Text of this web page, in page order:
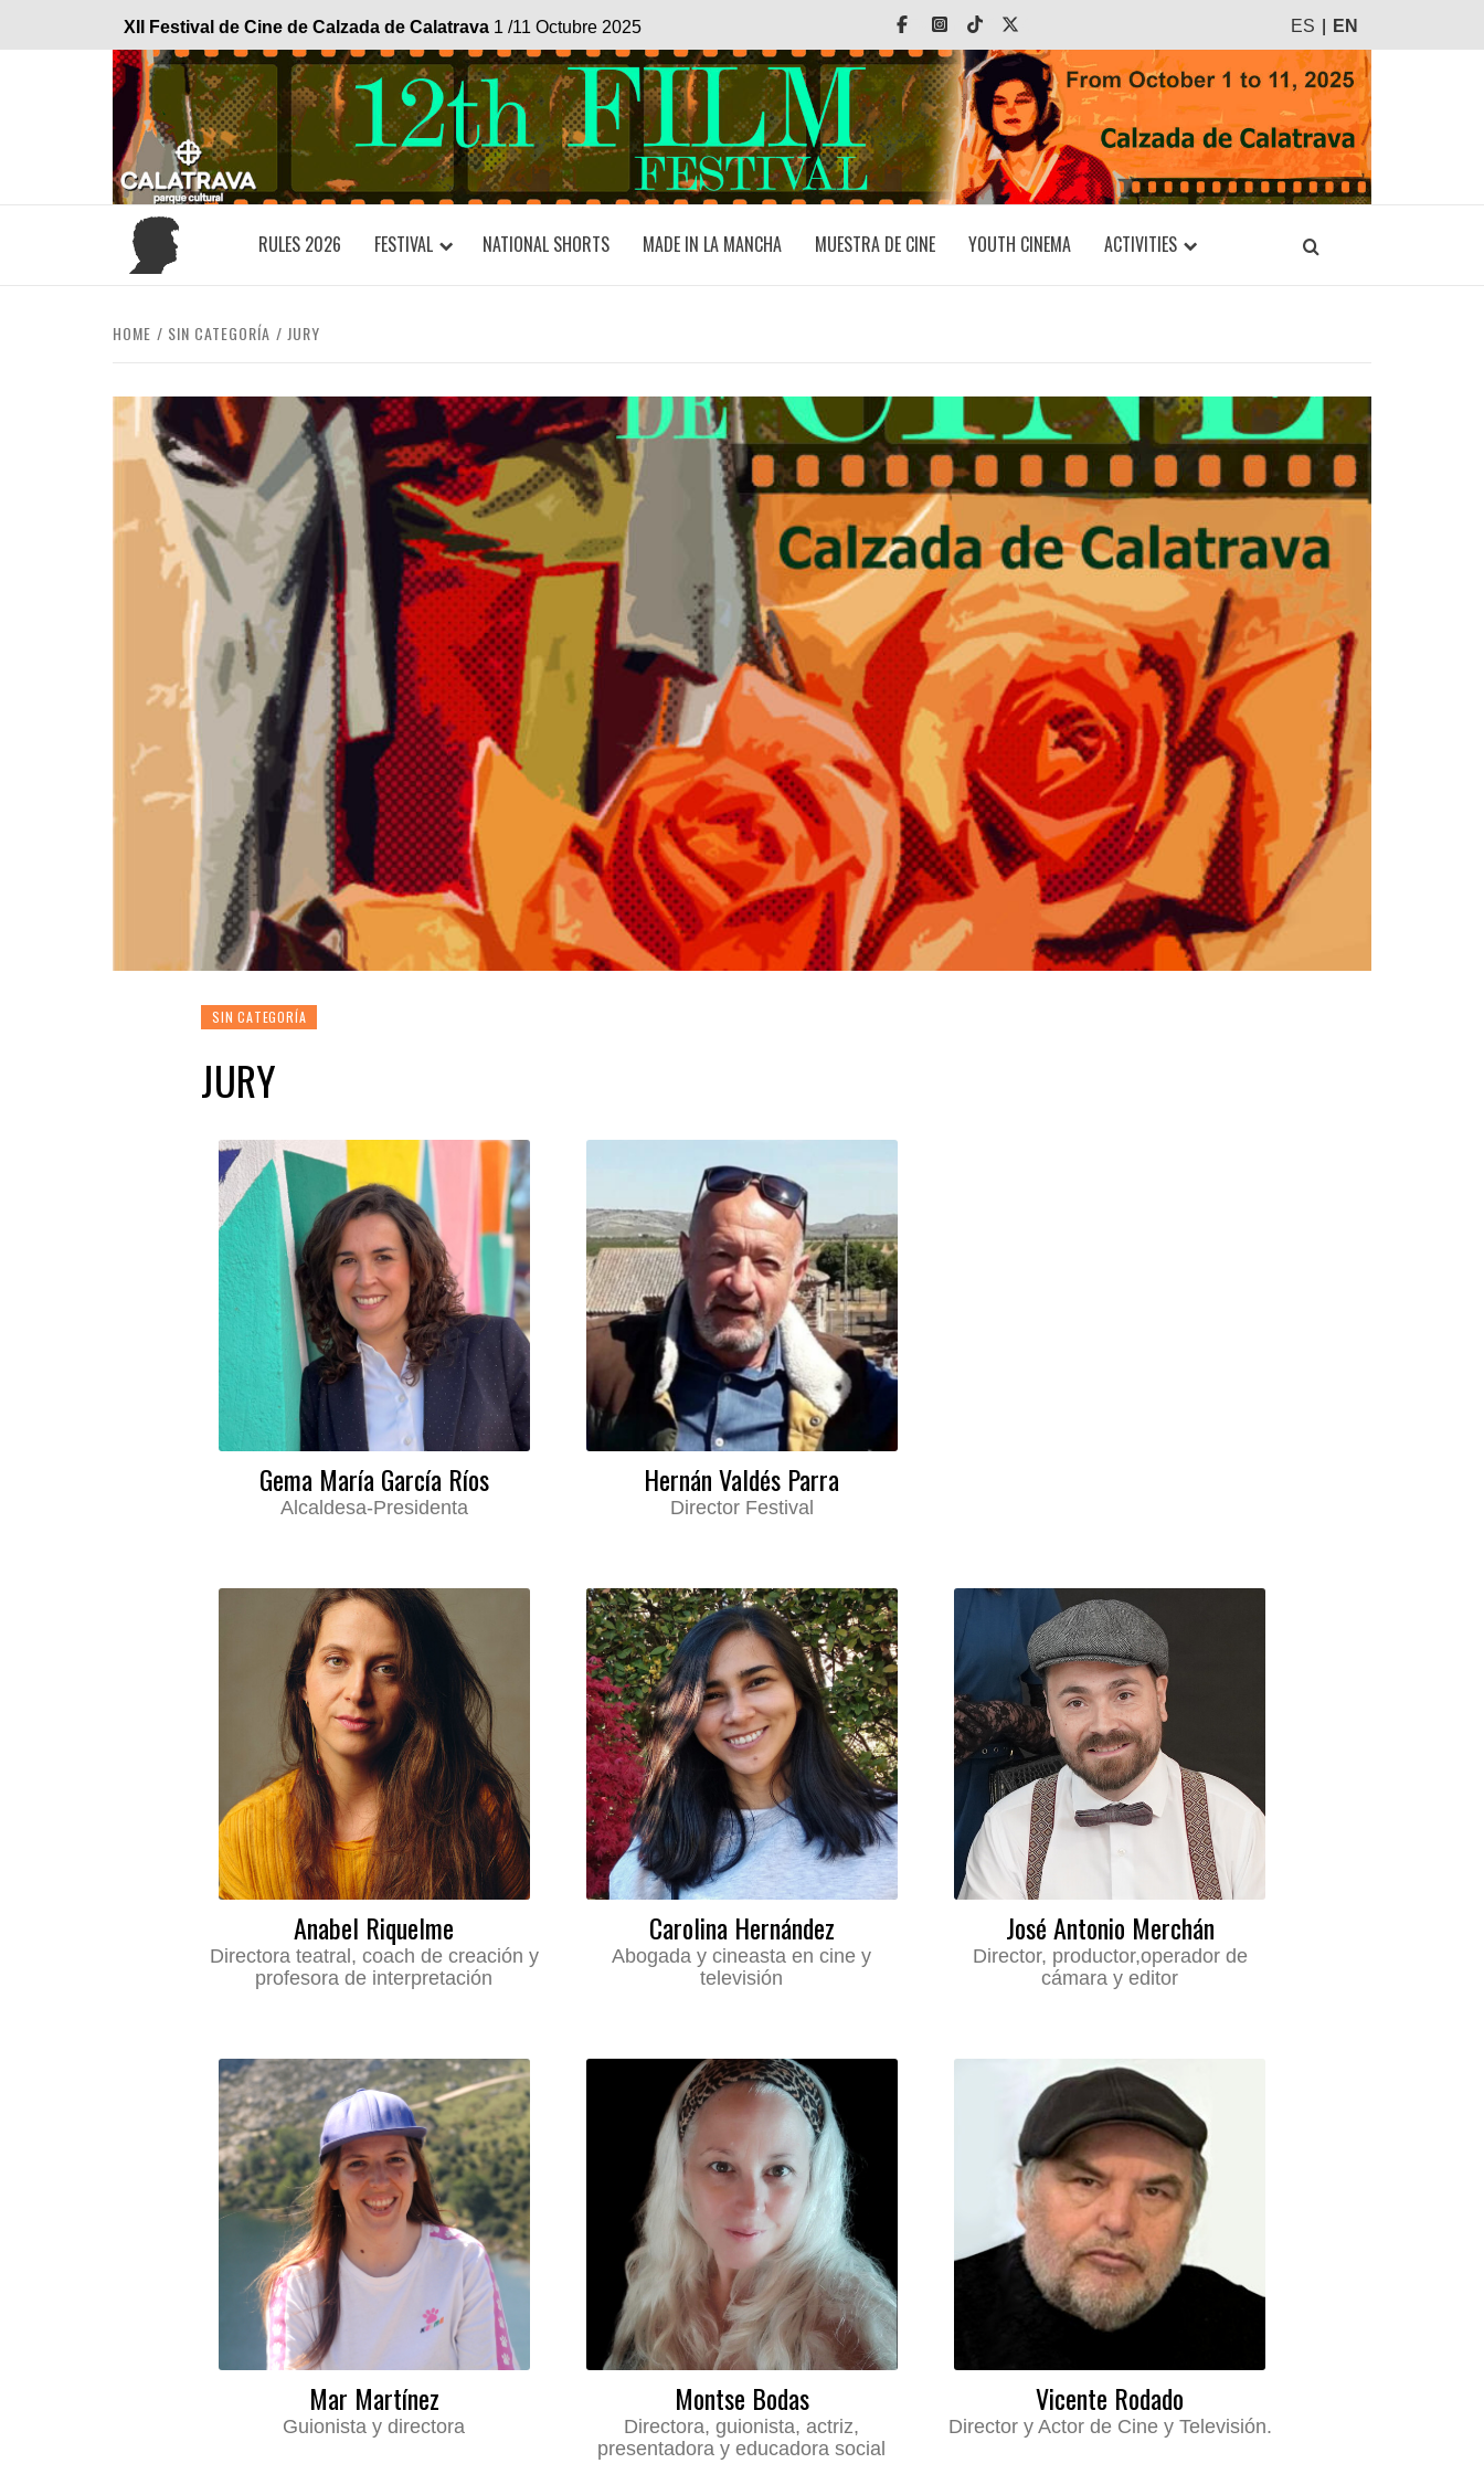
XII Festival de Cine de Calzada de Calatrava 1 /11 Octubre 2025 FacebookInstagram
Tiktok ES EN
RULES 2026 FESTIVAL NATIONAL SHORTS MADE IN LA MANCHA MUESTRA DE CINE YOUTH CINEMA ACTIVITIES
HOME SIN CATEGORÍA JURY
SIN CATEGORÍA
JURY
Gema María García Ríos
Alcaldesa-Presidenta
Hernán Valdés Parra
Director Festival
Anabel Riquelme
Directora teatral, coach de creación y
profesora de interpretación
Carolina Hernández
Abogada y cineasta en cine y
televisión
José Antonio Merchán
Director, productor,operador de
cámara y editor
Mar Martínez
Guionista y directora
Montse Bodas
Directora, guionista, actriz,
presentadora y educadora social
Vicente Rodado
Director y Actor de Cine y Televisión.